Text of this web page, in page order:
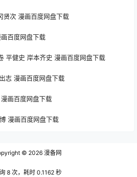
贤次 漫画百度网盘下载
百度网盘下载
平健史 岸本齐史 漫画百度网盘下载
志 漫画百度网盘下载
画百度网盘下载
漫画百度网盘下载
© 2026 漫备网
8 次，耗时 0.1162 秒